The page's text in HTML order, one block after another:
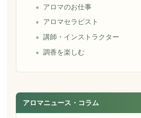
アロマのお仕事
アロマセラピスト
講師・インストラクター
調香を楽しむ
アロマニュース・コラム